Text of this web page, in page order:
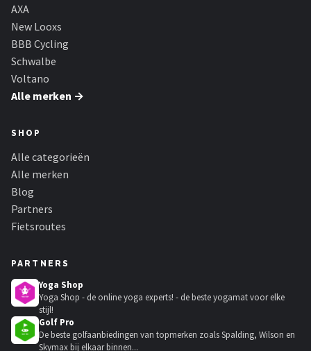
AXA
New Looxs
BBB Cycling
Schwalbe
Voltano
Alle merken →
SHOP
Alle categorieën
Alle merken
Blog
Partners
Fietsroutes
PARTNERS
Yoga Shop
Yoga Shop - de online yoga experts! - de beste yogamat voor elke
stijl!
Golf Pro
De beste golfaanbiedingen van topmerken zoals Spalding, Wilson en
Skymax bij elkaar binnen...